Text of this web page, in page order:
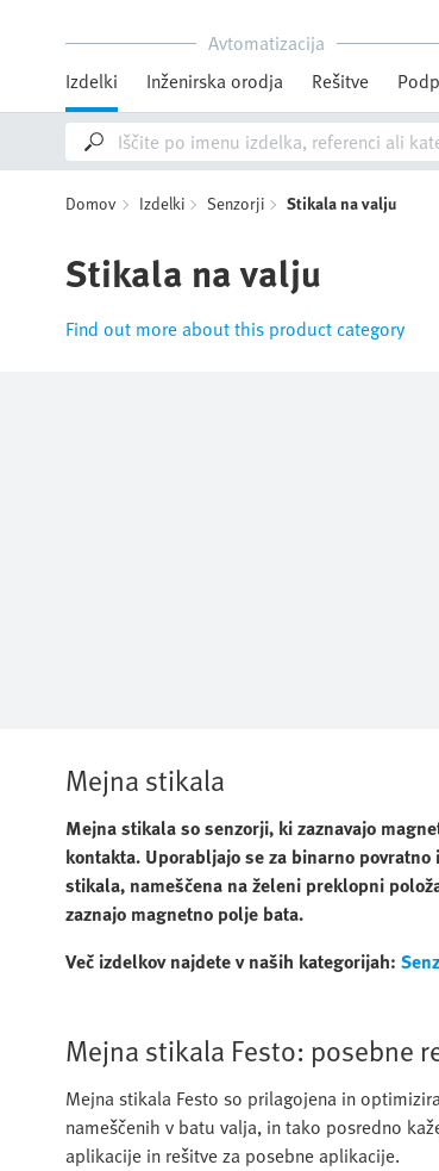
Avtomatizacija
Izdelki
Inženirska orodja Rešitve
Domov Izdelki Senzorji Stikala na valju
Stikala na valju
Find out more about this product category
Mejna stikala
Mejna stikala so senzorji, ki zaznavajo
kontakta. Uporabljajo se za binarno
stikala, nameščena na želeni preklopni
zaznajo magnetno polje bata.
Več izdelkov najdete v naših kategorijah:
Mejna stikala Festo: posebne
Mejna stikala Festo so prilagojena in
nameščenih v batu valja, in tako posredno
aplikacije in rešitve za posebne aplikacije.